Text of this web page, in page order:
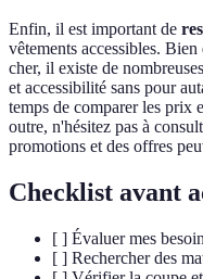
Enfin, il est important de
vêtements accessibles.
cher, il existe de
et accessibilité sans pour
temps de comparer les prix
outre, n'hésitez pas à
promotions et des offres
Checklist avant
[ ] Évaluer mes
[ ] Rechercher des